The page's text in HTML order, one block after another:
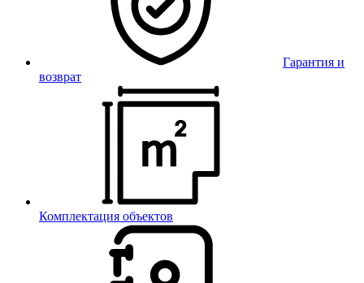
Гарантия и
возврат
Комплектация объектов